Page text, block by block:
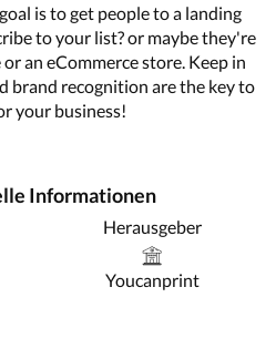
is to get people to a landing
to your list? or maybe they're
an eCommerce store. Keep in
brand recognition are the key to
your business!
Informationen
Herausgeber
Youcanprint